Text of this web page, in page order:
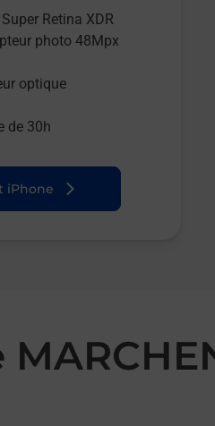
Super Retina XDR
photo 48Mpx
optique
de 30h
iPhone